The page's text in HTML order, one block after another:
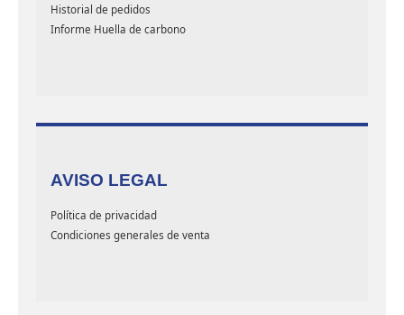
Historial de pedidos
Informe Huella de carbono
AVISO LEGAL
Política de privacidad
Condiciones generales de venta